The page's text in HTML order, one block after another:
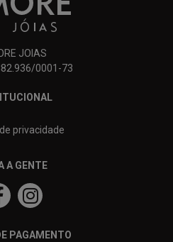
JOIAS
0001-73
privacidade
A GENTE
PAGAMENTO